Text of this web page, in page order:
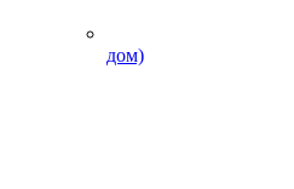
дом)